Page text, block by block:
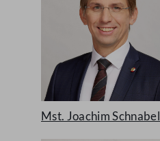
Mst. Joachim Schnabel